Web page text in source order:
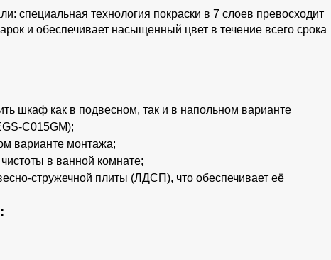
специальная технология покраски в 7 слоев превосходит
и обеспечивает насыщенный цвет в течение всего срока
шкаф как в подвесном, так и в напольном варианте
C015GM);
варианте монтажа;
в ванной комнате;
стружечной плиты (ЛДСП), что обеспечивает её